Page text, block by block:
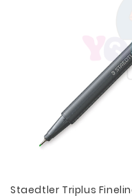
Staedtler Triplus